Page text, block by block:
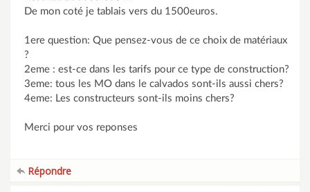
De mon coté je tablais vers du 1500euros.
1ere question: Que pensez-vous de ce choix de matériaux
?
2eme : est-ce dans les tarifs pour ce type de construction?
3eme: tous les MO dans le calvados sont-ils aussi chers?
4eme: Les constructeurs sont-ils moins chers?
Merci pour vos reponses
Répondre